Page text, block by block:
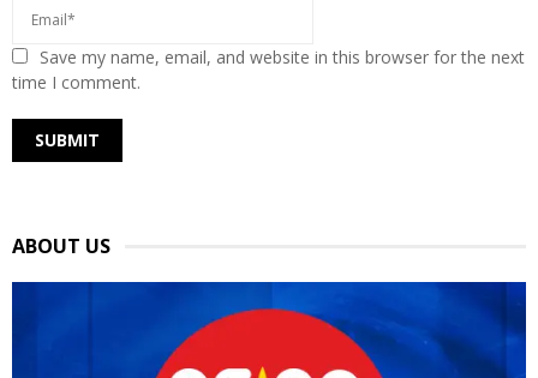
Save my name, email, and website in this browser for the next
time I comment.
ABOUT US